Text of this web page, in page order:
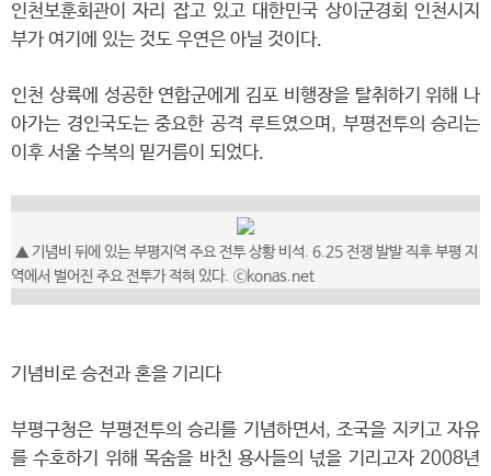
인천보훈회관이 자리 잡고 있고 대한민국 상이군경회 인천시지
부가 여기에 있는 것도 우연은 아닐 것이다.
인천 상륙에 성공한 연합군에게 김포 비행장을 탈취하기 위해 나
아가는 경인국도는 중요한 공격 루트였으며, 부평전투의 승리는
이후 서울 수복의 밑거름이 되었다.
▲ 기념비 뒤에 있는 부평지역 주요 전투 상황 비석. 6.25 전쟁 발발 직후 부평 지
역에서 벌어진 주요 전투가 적혀 있다. ⓒkonas.net
기념비로 승전과 혼을 기리다
부평구청은 부평전투의 승리를 기념하면서, 조국을 지키고 자유
를 수호하기 위해 목숨을 바친 용사들의 넋을 기리고자 2008년